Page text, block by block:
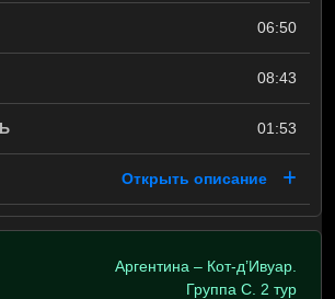
06:50
08:43
01:53
Открыть описание
Аргентина – Кот-д’Ивуар.
Группа C. 2 тур